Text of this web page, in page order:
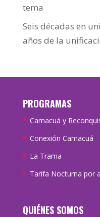
tema
Seis décadas en
años de la
PROGRAMAS
Camacuá y
Conexión Camacuá
La Trama
Tarifa Nocturna por
QUIÉNES SOMOS